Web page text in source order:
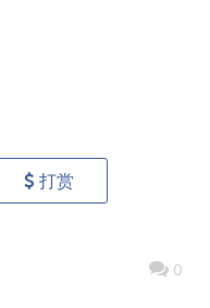
打赏
0